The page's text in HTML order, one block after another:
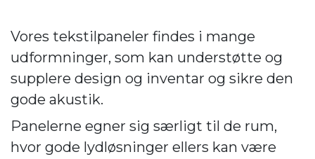
Vores tekstilpaneler findes i mange
udformninger, som kan understøtte og
supplere design og inventar og sikre den
gode akustik.
Panelerne egner sig særligt til de rum,
hvor gode lydløsninger ellers kan være